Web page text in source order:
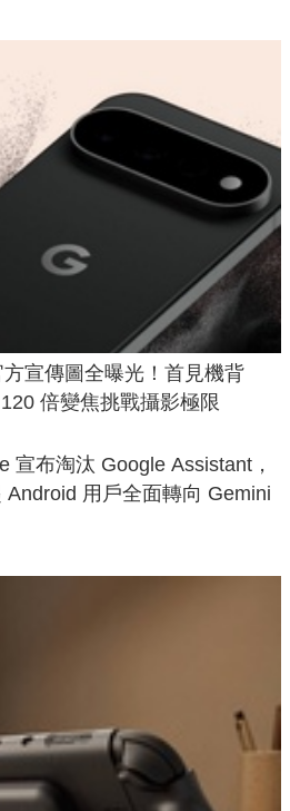
宣傳圖全曝光！首見機背
倍變焦挑戰攝影極限
宣布淘汰 Google Assistant，
Android 用戶全面轉向 Gemini